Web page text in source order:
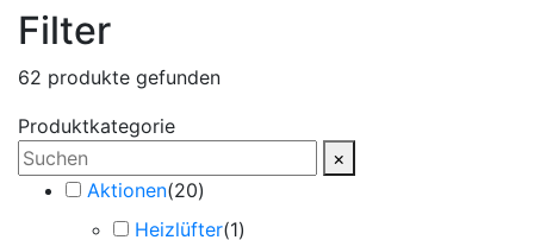
Filter
62 produkte gefunden
Produktkategorie
×
Aktionen(20)
Heizlüfter(1)